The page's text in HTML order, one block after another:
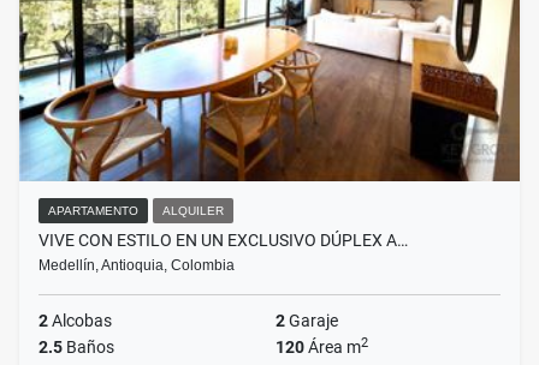
APARTAMENTO ALQUILER
VIVE CON ESTILO EN UN EXCLUSIVO DÚPLEX A…
Medellín, Antioquia, Colombia
2Alcobas 2Garaje
2.5 Baños 120Área m2